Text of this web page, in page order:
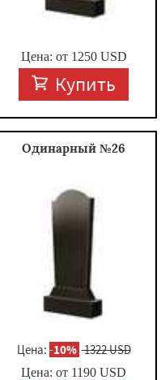
Цена: от 1250USD
Купить
Одинарный №26
Цена: -10% 1322 USD
Цена: от 1190 USD